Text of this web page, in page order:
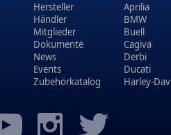
Hersteller
Händler
Mitglieder
Dokumente
News
Events
Zubehörkatalog
Aprilia
BMW
Buell
Cagiva
Derbi
Ducati
Harley-